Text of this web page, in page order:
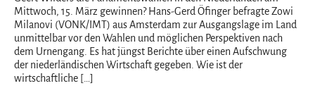
Mittwoch, 15. März gewinnen? Hans-Gerd Öfinger befragte Zowi
Milanovi (VONK/IMT) aus Amsterdam zur Ausgangslage im Land
unmittelbar vor den Wahlen und möglichen Perspektiven nach
dem Urnengang. Es hat jüngst Berichte über einen Aufschwung
der niederländischen Wirtschaft gegeben. Wie ist der
wirtschaftliche […]